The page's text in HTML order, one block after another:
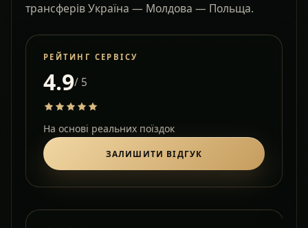
трансферів Україна — Молдова — Польща.
РЕЙТИНГ СЕРВІСУ
4.9/ 5
На основі реальних поїздок
ЗАЛИШИТИ ВІДГУК